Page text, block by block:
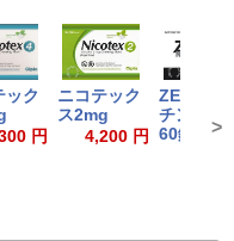
ック
円
ニコテック
ス2mg
4,200 円
ZEROニ
チンピル
60錠
>